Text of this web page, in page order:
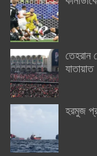
তেহরান
যাতায়াত
হরমুজ